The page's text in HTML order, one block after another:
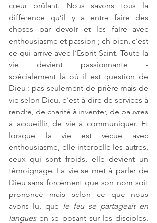
cœur brûlant. Nous savons tous la
différence qu’il y a entre faire des
choses par devoir et les faire avec
enthousiasme et passion ; eh bien, c’est
ce qui arrive avec l’Esprit Saint. Toute la
vie devient passionnante -
spécialement là où il est question de
Dieu : pas seulement de prière mais de
vie selon Dieu, c’est-à-dire de services à
rendre, de charité à inventer, de pauvres
à accueillir, de vie à communiquer. Et
lorsque la vie est vécue avec
enthousiasme, elle interpelle les autres,
ceux qui sont froids, elle devient un
témoignage. La vie se met à parler de
Dieu sans forcément que son nom soit
prononcé mais selon ce que nous
avons lu, que le feu se partageait en
langues en se posant sur les disciples.